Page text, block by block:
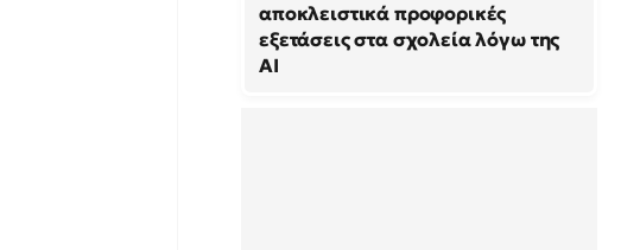
αποκλειστικά προφορικές
εξετάσεις στα σχολεία λόγω της
AI